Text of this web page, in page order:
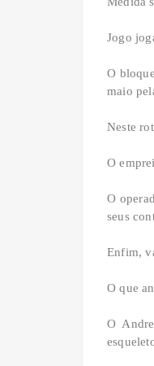
Jogo
O
maio
Neste
O
O
seus
Enfim,
O que
O